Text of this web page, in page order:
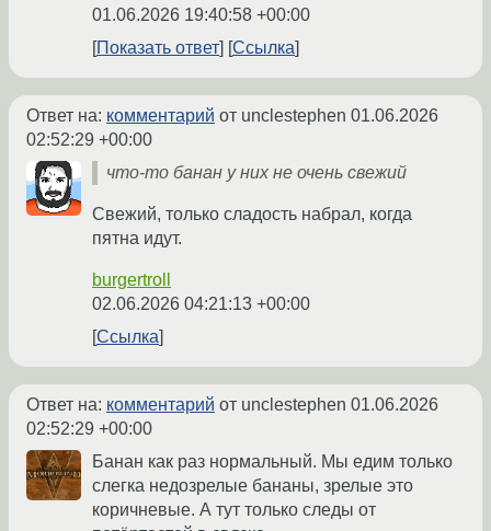
01.06.2026 19:40:58 +00:00
Показать ответ
Ссылка
Ответ на: комментарий от unclestephen 01.06.2026
02:52:29 +00:00
что-то банан у них не очень свежий
Свежий, только сладость набрал, когда
пятна идут.
burgertroll
02.06.2026 04:21:13 +00:00
Ссылка
Ответ на: комментарий от unclestephen 01.06.2026
02:52:29 +00:00
Банан как раз нормальный. Мы едим только
слегка недозрелые бананы, зрелые это
коричневые. А тут только следы от